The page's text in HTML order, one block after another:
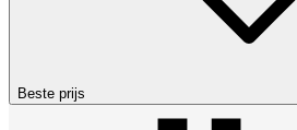
Beste prijs